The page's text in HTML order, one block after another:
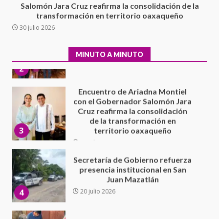
Salomón Jara Cruz reafirma la consolidación de la
transformación en territorio oaxaqueño
30 julio 2026
MINUTO A MINUTO
5 agosto 2026
5 agosto 2026
3
Cruz reafirma la consolidación
de la transformación en
territorio oaxaqueño
30 julio 2026
4
Secretaría de Gobierno refuerza
Juan Mazatlán
20 julio 2026